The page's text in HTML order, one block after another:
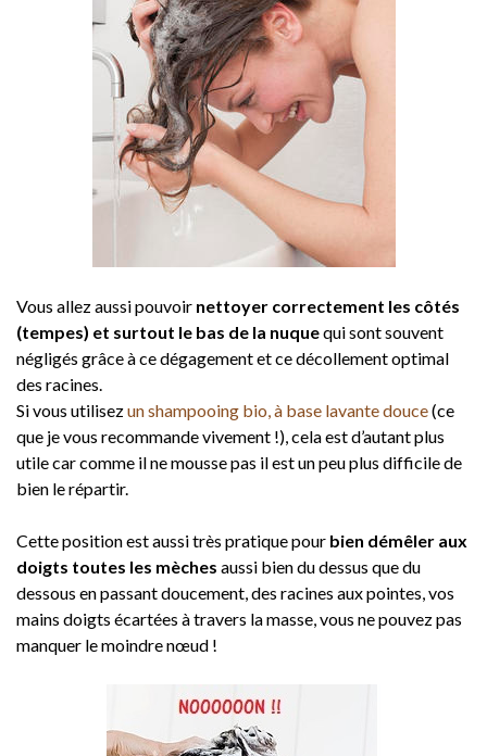
Vous allez aussi pouvoir nettoyer correctement les côtés
(tempes) et surtout le bas de la nuquequi sont souvent
négligés grâce à ce dégagement et ce décollement optimal
des racines.
Si vous utilisezun shampooing bio, à base lavante douce(ce
que je vous recommande vivement !), cela est d’autant plus
utile car comme il ne mousse pas il est un peu plus difficile de
bien le répartir.
Cette position est aussi très pratique pour bien démêler aux
doigts toutes les mèches aussi bien du dessus que du
dessous en passant doucement, des racines aux pointes, vos
mains doigts écartées à travers la masse, vous ne pouvez pas
manquer le moindre nœud !